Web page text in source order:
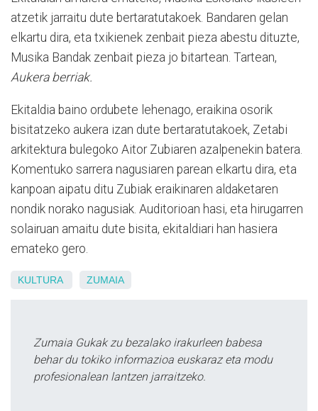
atzetik jarraitu dute bertaratutakoek. Bandaren gelan
elkartu dira, eta txikienek zenbait pieza abestu dituzte,
Musika Bandak zenbait pieza jo bitartean. Tartean,
Aukera berriak.
Ekitaldia baino ordubete lehenago, eraikina osorik
bisitatzeko aukera izan dute bertaratutakoek, Zetabi
arkitektura bulegoko Aitor Zubiaren azalpenekin batera.
Komentuko sarrera nagusiaren parean elkartu dira, eta
kanpoan aipatu ditu Zubiak eraikinaren aldaketaren
nondik norako nagusiak. Auditorioan hasi, eta hirugarren
solairuan amaitu dute bisita, ekitaldiari han hasiera
emateko gero.
KULTURA ZUMAIA
Zumaia Gukak zu bezalako irakurleen babesa
behar du tokiko informazioa euskaraz eta modu
profesionalean lantzen jarraitzeko.